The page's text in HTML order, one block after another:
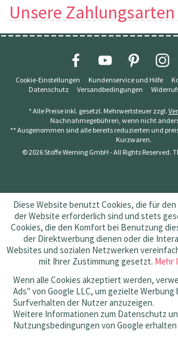
Unsere Zahlungsarten
Cookie-Einstellungen Kundenservice und Hilfe
Datenschutz
Versandbedingungen
* Alle Preise inkl. gesetzl. Mehrwertsteuer zzgl.
Nachnahmegebühren, wenn nicht
** Ausgenommen sind alle bereits reduzierten und
Kurzwaren.
© 2026 Stoffe Werning GmbH - All Rights Reserved.
Diese Website benutzt Cookies, die für
der Website erforderlich sind und stets
Cookies, die den Komfort bei Benutzung
der Direktwerbung dienen oder die
Websites und sozialen Netzwerken
mit Ihrer Zustimmung gesetzt. Mehr
Wenn alle Cookies akzeptiert werden,
Ads" von Google LLC, um gezielte Werbung
Surfverhalten der Nutzer anzuzeigen.
Weitere Informationen zum Datenschutz
Nutzungsbedingungen von Google erhalten